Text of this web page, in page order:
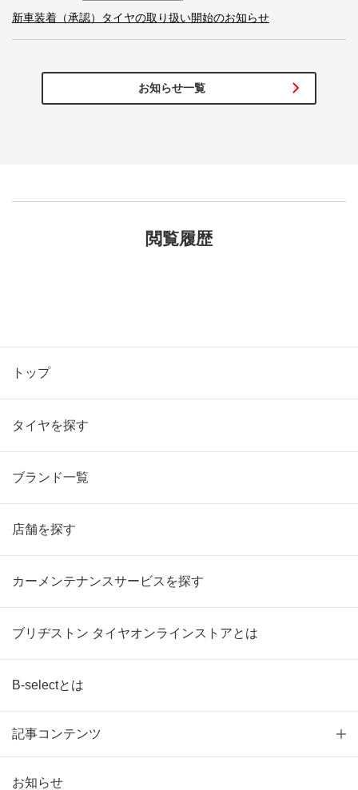
新車装着（承認）タイヤの取り扱い開始のお知らせ
お知らせ一覧
閲覧履歴
トップ
タイヤを探す
ブランド一覧
店舗を探す
カーメンテナンスサービスを探す
ブリヂストン タイヤオンラインストアとは
B-selectとは
記事コンテンツ
お知らせ